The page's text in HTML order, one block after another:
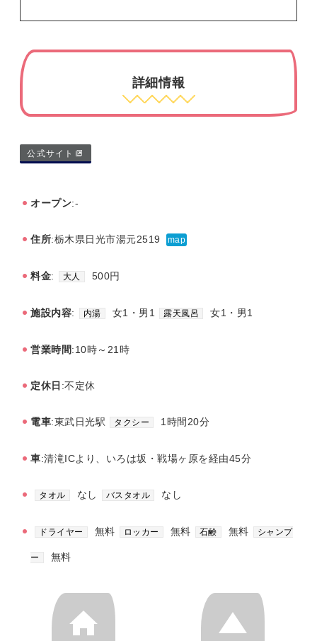
詳細情報
公式サイト
オープン:-
住所:栃木県日光市湯元2519 map
料金: 大人 500円
施設内容: 内湯 女1・男1 露天風呂 女1・男1
営業時間:10時～21時
定休日 :不定休
電車:東武日光駅 タクシー 1時間20分
車:清滝ICより、いろは坂・戦場ヶ原を経由45分
タオル なし バスタオル なし
ドライヤー 無料 ロッカー 無料 石鹸 無料 シャンプ
ー 無料